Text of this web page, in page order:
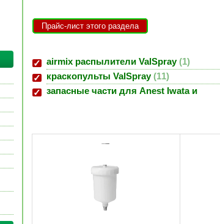
Прайс-лист этого раздела
airmix распылители ValSpray 1
краскопульты ValSpray 11
запасные части для Anest Iwata и